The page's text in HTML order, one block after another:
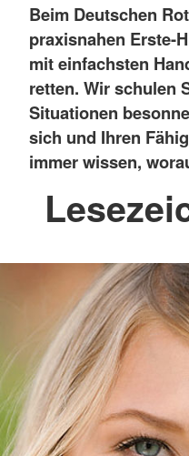
Beim Deutschen
praxisnahen Erste-
mit einfachsten
retten. Wir schulen
Situationen
sich und Ihren
immer wissen,